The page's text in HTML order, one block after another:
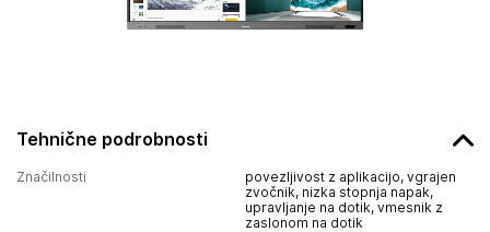
Tehnične podrobnosti
Značilnosti
povezljivost z aplikacijo, vgrajen
zvočnik, nizka stopnja napak,
upravljanje na dotik, vmesnik z
zaslonom na dotik